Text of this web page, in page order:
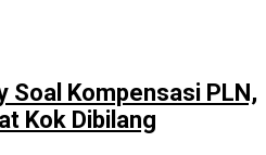
Soal Kompensasi PLN,
Kok Dibilang